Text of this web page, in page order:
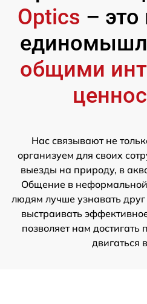
Optics – это
общими
Нас связывают не
организуем для своих
выезды на природу, в
Общение в неформальной
людям лучше узнавать друг
выстраивать
позволяет нам достигать
двигаться